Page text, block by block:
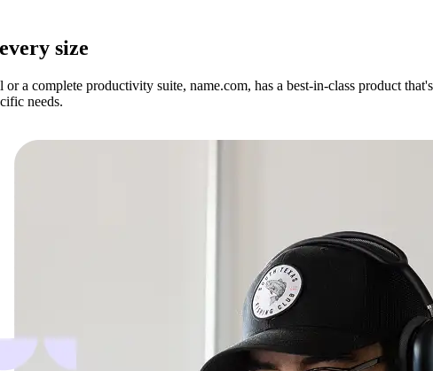
size
or a complete productivity suite, name.com, has a best-in-class product
needs.